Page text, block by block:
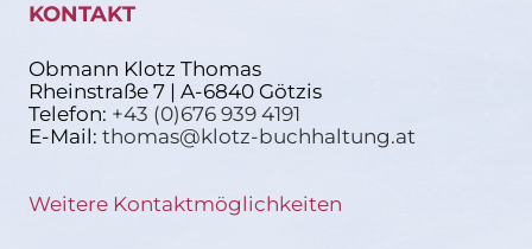
KONTAKT
Obmann Klotz Thomas
Rheinstraße 7 | A-6840 Götzis
Telefon: +43 (0)676 939 4191
E-Mail: thomas@klotz-buchhaltung.at
Weitere Kontaktmöglichkeiten